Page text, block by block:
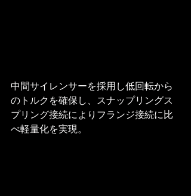
中間サイレンサーを採用し低回転から
のトルクを確保し、スナップリングス
プリング接続によりフランジ接続に比
べ軽量化を実現。